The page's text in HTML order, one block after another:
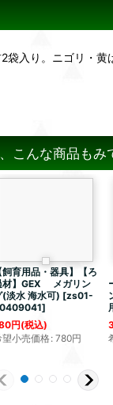
袋入り。ニゴリ・黄
こんな商品もみ
飼育用品・器具】【ろ
材】GEX メガリン
(淡水 海水可) [zs01-
]
円(税込)
望小売価格: 780円